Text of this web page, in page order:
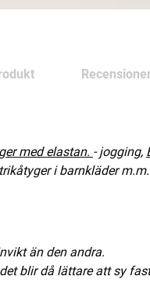
med elastan. - jogging,
i barnkläder m.m.
än den andra.
blir då lättare att sy